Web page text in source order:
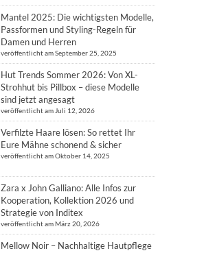
Mantel 2025: Die wichtigsten Modelle,
Passformen und Styling-Regeln für
Damen und Herren
veröffentlicht am September 25, 2025
Hut Trends Sommer 2026: Von XL-
Strohhut bis Pillbox – diese Modelle
sind jetzt angesagt
veröffentlicht am Juli 12, 2026
Verfilzte Haare lösen: So rettet Ihr
Eure Mähne schonend & sicher
veröffentlicht am Oktober 14, 2025
Zara x John Galliano: Alle Infos zur
Kooperation, Kollektion 2026 und
Strategie von Inditex
veröffentlicht am März 20, 2026
Mellow Noir – Nachhaltige Hautpflege